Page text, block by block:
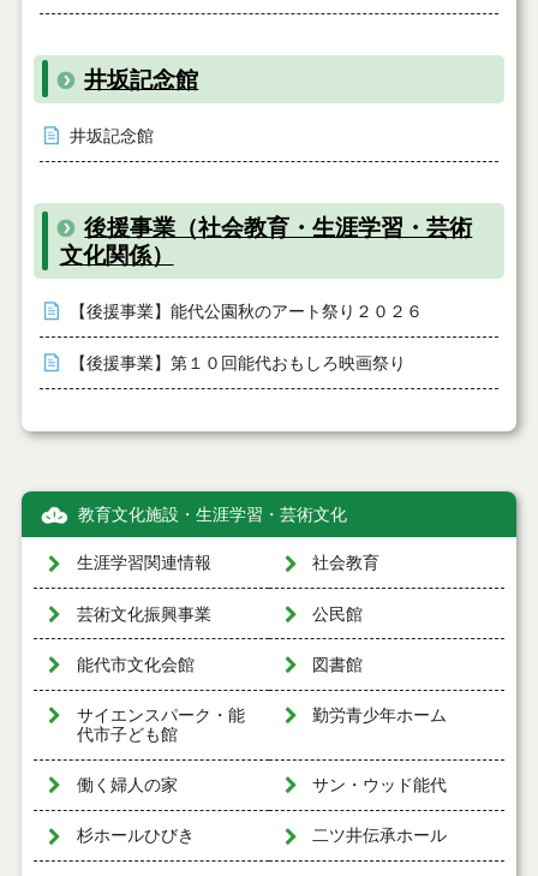
井坂記念館
井坂記念館
後援事業（社会教育・生涯学習・芸術
文化関係）
【後援事業】能代公園秋のアート祭り２０２６
【後援事業】第１０回能代おもしろ映画祭り
教育文化施設・生涯学習・芸術文化
生涯学習関連情報 社会教育
芸術文化振興事業 公民館
能代市文化会館 図書館
サイエンスパーク・能
代市子ども館
勤労青少年ホーム
働く婦人の家 サン・ウッド能代
杉ホールひびき 二ツ井伝承ホール